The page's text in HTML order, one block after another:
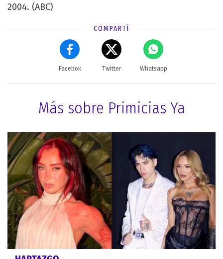
2004. (ABC)
COMPARTÍ
Facebok Twitter Whatsapp
Más sobre Primicias Ya